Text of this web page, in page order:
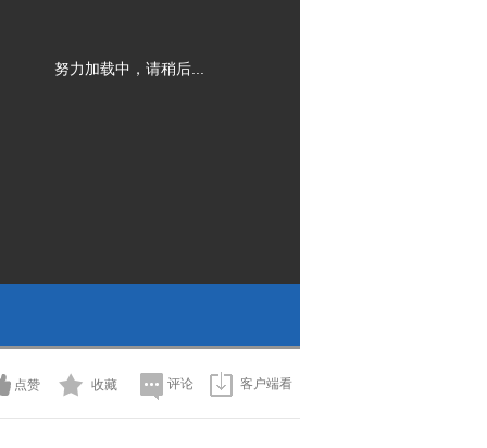
努力加载中，请稍后...
点赞 收藏 评论 客户端看